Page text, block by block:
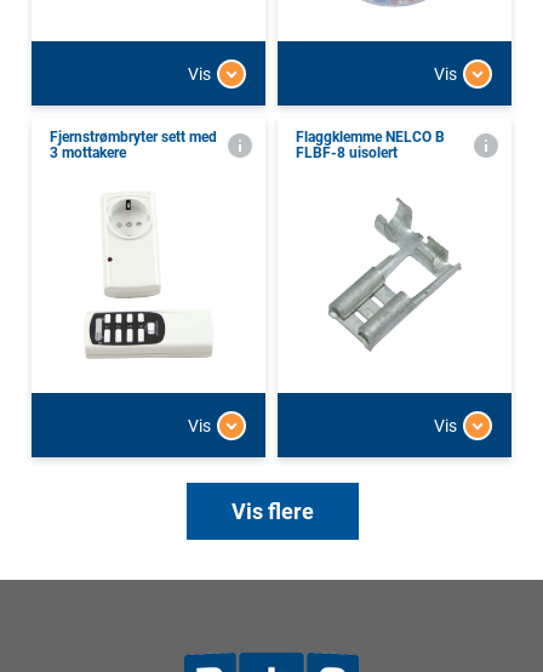
Vis Vis
Fjernstrømbryter sett med
3 mottakere
Vis
Flaggklemme NELCO B
FLBF-8 uisolert
Vis
Vis flere